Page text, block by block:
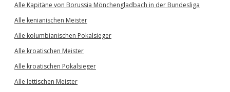
Alle Kapitäne von Borussia Mönchengladbach in der Bundesliga
Alle kenianischen Meister
Alle kolumbianischen Pokalsieger
Alle kroatischen Meister
Alle kroatischen Pokalsieger
Alle lettischen Meister